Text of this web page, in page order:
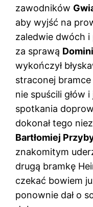
zawodników
aby wyjść na
zaledwie dwóch i
za sprawą
wykończył
straconej
nie spuścili głów
spotkania
dokonał tego
Bartłomiej
znakomitym
drugą bramkę
czekać bowiem
ponownie dał o